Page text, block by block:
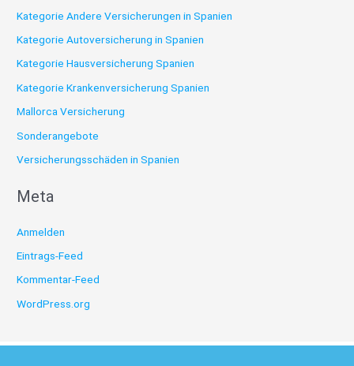
Kategorie Andere Versicherungen in Spanien
Kategorie Autoversicherung in Spanien
Kategorie Hausversicherung Spanien
Kategorie Krankenversicherung Spanien
Mallorca Versicherung
Sonderangebote
Versicherungsschäden in Spanien
Meta
Anmelden
Eintrags-Feed
Kommentar-Feed
WordPress.org